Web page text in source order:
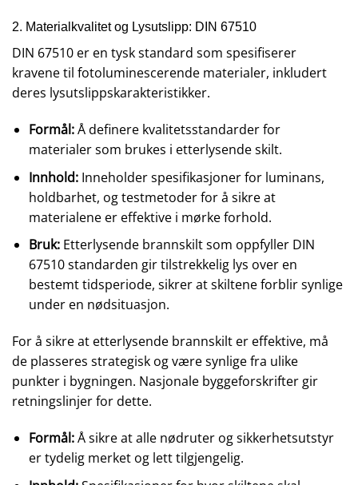
2. Materialkvalitet og Lysutslipp: DIN 67510
DIN 67510 er en tysk standard som spesifiserer
kravene til fotoluminescerende materialer, inkludert
deres lysutslippskarakteristikker.
Formål:Å definere kvalitetsstandarder for
materialer som brukes i etterlysende skilt.
Innhold:Inneholder spesifikasjoner for luminans,
holdbarhet, og testmetoder for å sikre at
materialene er effektive i mørke forhold.
Bruk:Etterlysende brannskilt som oppfyller DIN
67510 standarden gir tilstrekkelig lys over en
bestemt tidsperiode, sikrer at skiltene forblir synlige
under en nødsituasjon.
For å sikre at etterlysende brannskilt er effektive, må
de plasseres strategisk og være synlige fra ulike
punkter i bygningen. Nasjonale byggeforskrifter gir
retningslinjer for dette.
Formål:Å sikre at alle nødruter og sikkerhetsutstyr
er tydelig merket og lett tilgjengelig.